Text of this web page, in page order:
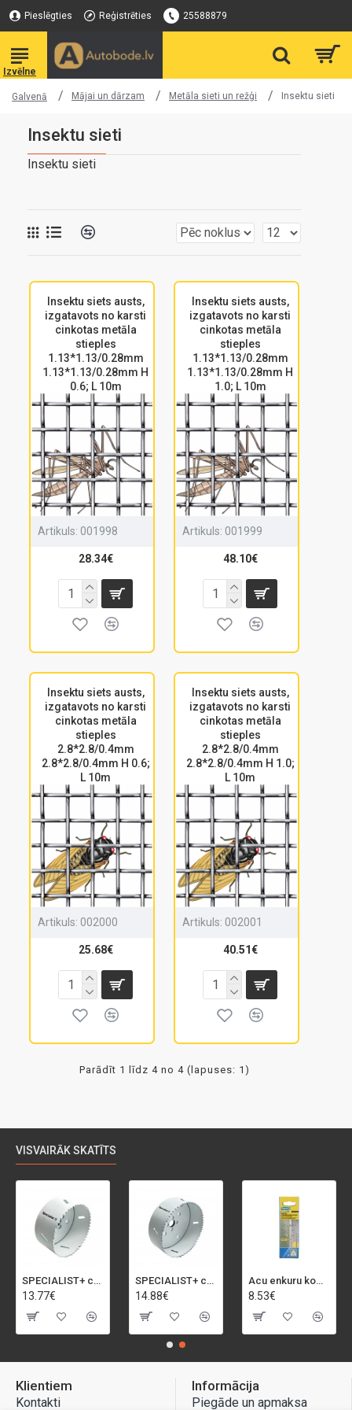
Pieslēgties Reģistrēties 25588879
Galvenā Mājai un dārzam Metāla sieti un režģi Insektu sieti
Insektu sieti
Insektu sieti
Insektu siets austs,
izgatavots no karsti
cinkotas metāla
stieples
1.13*1.13/0.28mm
1.13*1.13/0.28mm H
0.6; L 10m
Artikuls: 001998
28.34€
Insektu siets austs,
izgatavots no karsti
cinkotas metāla
stieples
1.13*1.13/0.28mm
1.13*1.13/0.28mm H
1.0; L 10m
Artikuls: 001999
48.10€
Insektu siets austs,
izgatavots no karsti
cinkotas metāla
stieples
2.8*2.8/0.4mm
2.8*2.8/0.4mm H 0.6;
L 10m
Artikuls: 002000
25.68€
Insektu siets austs,
izgatavots no karsti
cinkotas metāla
stieples
2.8*2.8/0.4mm
2.8*2.8/0.4mm H 1.0;
L 10m
Artikuls: 002001
40.51€
Parādīt 1 līdz 4 no 4 (lapuses: 1)
VISVAIRĀK SKATĪTS
SPECIALIST+ caurumu zāģis BI-METAL, 92 mm
13.77€
SPECIALIST+ caurumu zāģis BI-METAL, 98 mm
14.88€
Acu enkuru komplekts, 3-13 mm, Rapid, 12 gab.
8.53€
Klientiem
Kontakti
Informācija
Piegāde un apmaksa